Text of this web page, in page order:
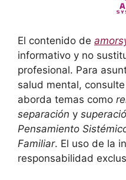
El contenido de
informativo y no
profesional. Para
salud mental,
aborda temas como
separación y
Pensamiento
Familiar. El uso de la
responsabilidad